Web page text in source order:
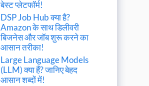
बेस्ट प्लेटफॉर्म!
DSP Job Hub क्या है?
Amazon के साथ डिलीवरी
बिजनेस और जॉब शुरू करने का
आसान तरीका!
Large Language Models
(LLM) क्या हैं? जानिए बेहद
आसान शब्दों में!